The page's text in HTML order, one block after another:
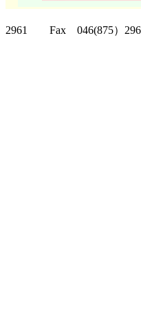
2961 Fax 046(875）